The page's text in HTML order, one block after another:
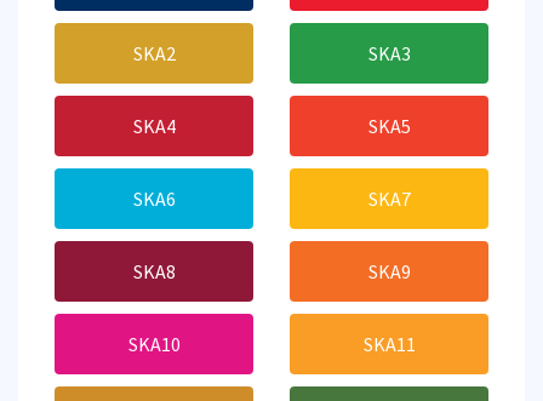
SKA2 SKA3
SKA4 SKA5
SKA6 SKA7
SKA8 SKA9
SKA10 SKA11